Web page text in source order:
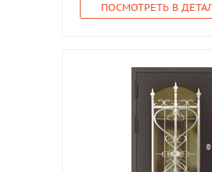
ПОСМОТРЕТЬ В